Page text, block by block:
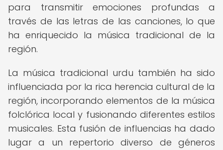
para transmitir emociones profundas a
través de las letras de las canciones, lo que
ha enriquecido la música tradicional de la
región.
La música tradicional urdu también ha sido
influenciada por la rica herencia cultural de la
región, incorporando elementos de la música
folclórica local y fusionando diferentes estilos
musicales. Esta fusión de influencias ha dado
lugar a un repertorio diverso de géneros